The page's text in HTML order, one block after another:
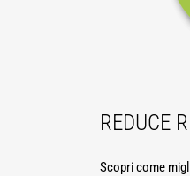
REDUCE
Scopri come